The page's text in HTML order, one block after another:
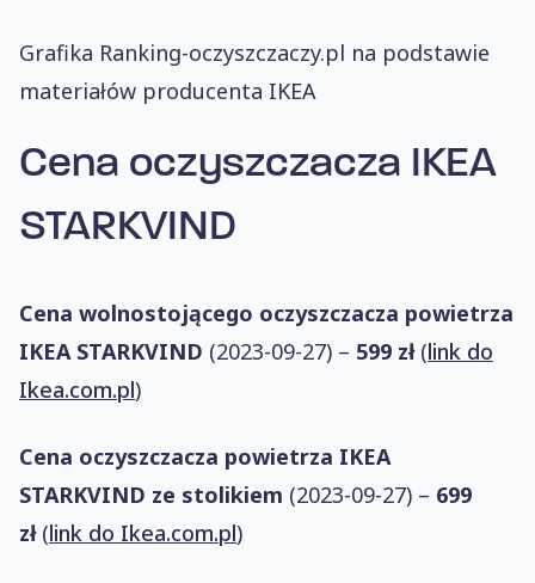
Grafika Ranking-oczyszczaczy.pl na podstawie
materiałów producenta IKEA
Cena oczyszczacza IKEA
STARKVIND
Cena wolnostojącego oczyszczacza powietrza
IKEA STARKVIND (2023-09-27) – 599 zł(link do
Ikea.com.pl)
Cena oczyszczacza powietrza IKEA
STARKVIND ze stolikiem (2023-09-27) – 699
zł(link do Ikea.com.pl)